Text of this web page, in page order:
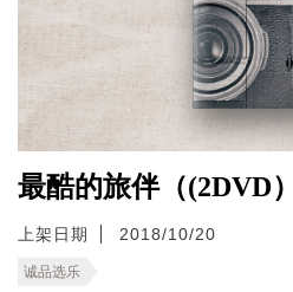
最酷的旅伴（(2DVD）
上架日期 2018/10/20
诚品选乐